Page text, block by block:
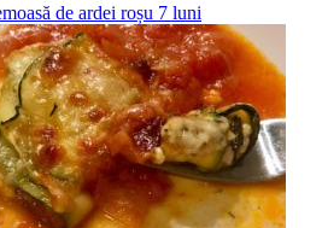
de ardei roșu 7 luni